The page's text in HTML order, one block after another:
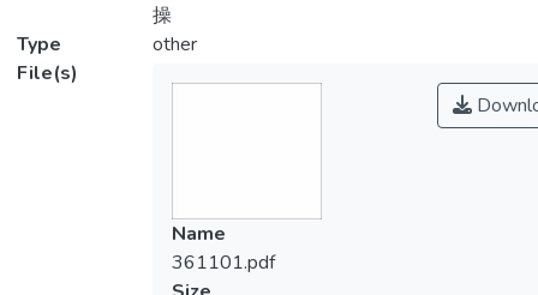
操
Type
other
File(s)
Name
361101.pdf